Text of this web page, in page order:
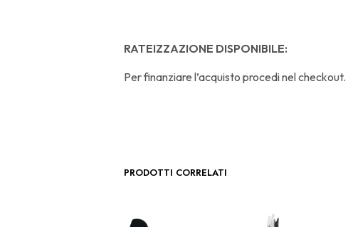
RATEIZZAZIONE DISPONIBILE:
Per finanziare l’acquisto procedi nel checkout.
PRODOTTI CORRELATI